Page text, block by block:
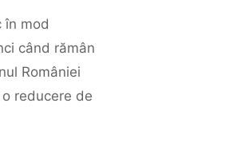
în mod
când rămân
României
reducere de